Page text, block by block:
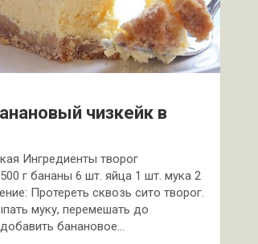
чизкейк в
Ингредиенты творог
г бананы 6 шт. яйца 1 шт. мука 2
Протереть сквозь сито творог.
муку, перемешать до
банановое…